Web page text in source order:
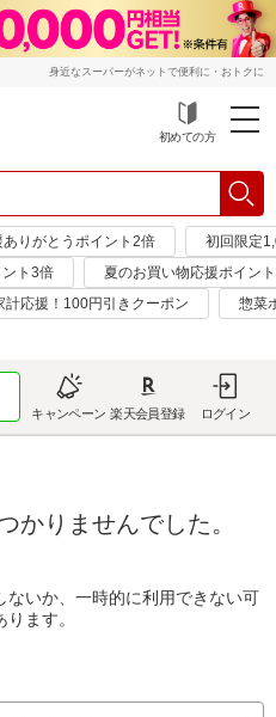
身近なスーパーがネットで便利に・おトクに
初めての方
りがとうポイント2倍
初回限定
ト3倍
夏のお買い物応援ポイン
計応援！100円引きクーポン
惣菜
キャンペーン 楽天会員登録 ログイン
かりませんでした。
いか、一時的に利用できない可
ます。